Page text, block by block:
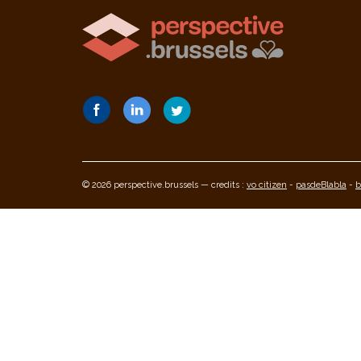
© 2026 perspective.brussels — credits : vo citizen - pasdeBlabla -